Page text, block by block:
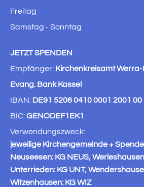
Freitag
Samstag - Sonntag
JETZT SPENDEN
Empfänger: Kirchenkreisamt Werra-
Evang. Bank Kassel
IBAN: DE91 5206 0410 0001 2001 00
BIC:GENODEF1EK1
Verwendungszweck:
jeweilige Kirchengemeinde +
Neuseesen: KG NEUS,
Unterrieden: KG UNT,
Witzenhausen: KG WIZ